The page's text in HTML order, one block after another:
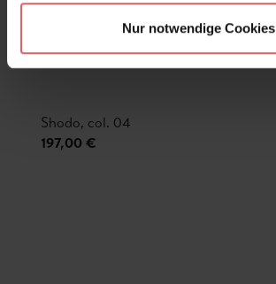
Nur notwendige Cookies
Shodo, col. 04
197,00 €